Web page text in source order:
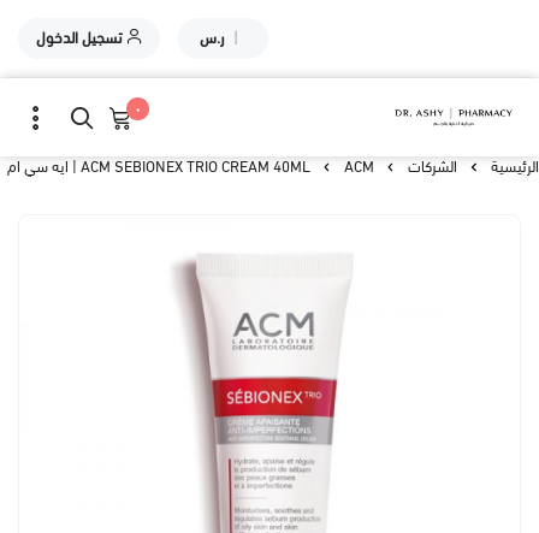
| ر.س تسجيل الدخول
٠
الرئيسية الشركات ACM ACM SEBIONEX TRIO CREAM 40ML | ايه سي ام